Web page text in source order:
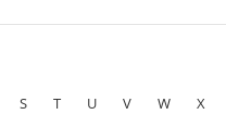
S T U V W X